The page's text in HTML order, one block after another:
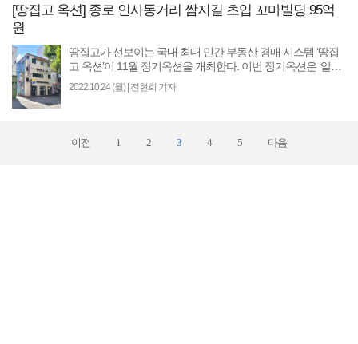
[땅집고 옥션] 종로 인사동거리 쌈지길 초입 꼬마빌딩 95억
원
땅집고가 선보이는 국내 최대 민간 부동산 경매 시스템 ‘땅집
고 옥션’이 11월 정기옥션을 개최한다. 이번 정기옥션은 ‘알스
퀘어 특별전’으로 진행한다. 입찰에는..
2022.10.24 (월)| 전현희 기자
이전 1 2 3 4 5 다음